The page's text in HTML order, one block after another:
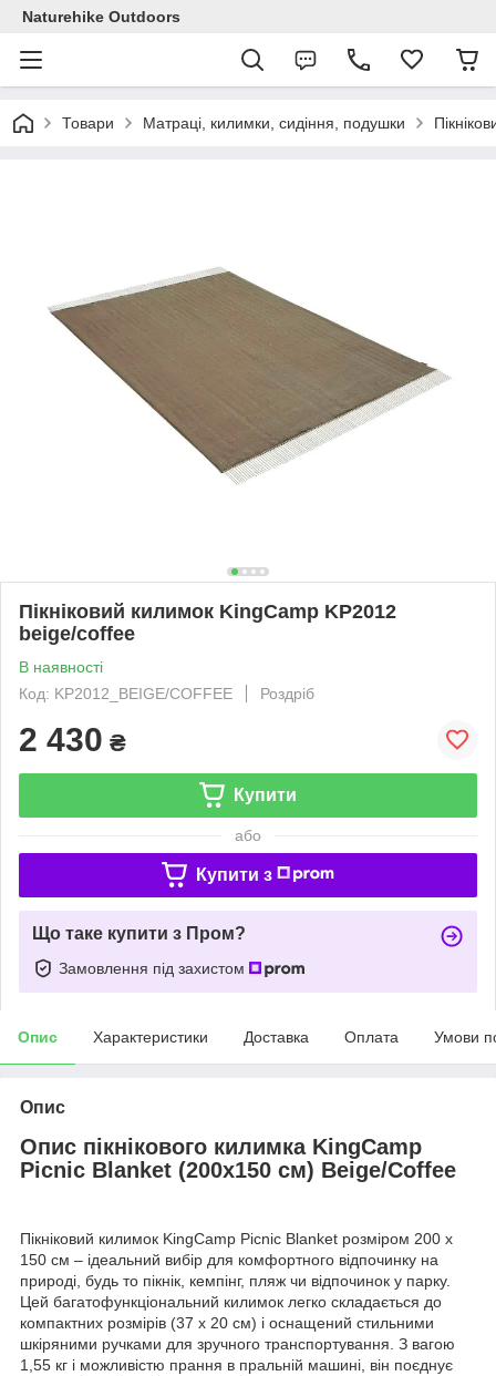
Naturehike Outdoors
Товари Матраці, килимки, сидіння, подушки
Пікніковий килимок KingCamp KP2012
beige/coffee
В наявності
Код: KP2012_BEIGE/COFFEE
Роздріб
2 430 ₴
Купити
або
Купити з
Що таке купити з Пром?
Замовлення під захистом
Опис Характеристики Доставка Оплата Умови
Опис
Опис пікнікового килимка KingCamp
Picnic Blanket (200x150 см) Beige/Coffee
Пікніковий килимок KingCamp Picnic Blanket розміром 200 x
150 см – ідеальний вибір для комфортного відпочинку на
природі, будь то пікнік, кемпінг, пляж чи відпочинок у парку.
Цей багатофункціональний килимок легко складається до
компактних розмірів (37 x 20 см) і оснащений стильними
шкіряними ручками для зручного транспортування. З вагою
1,55 кг і можливістю прання в пральній машині, він поєднує